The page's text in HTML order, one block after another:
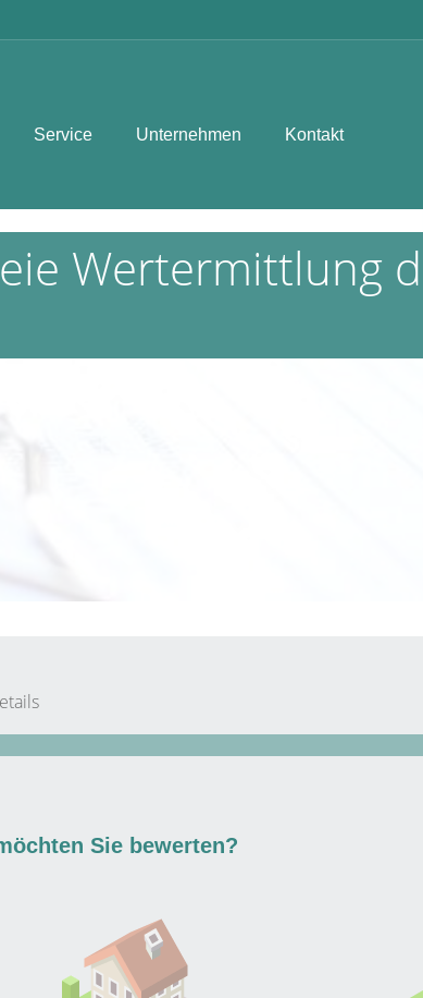
Service Unternehmen Kontakt
Wertermittlung
Sie bewerten?